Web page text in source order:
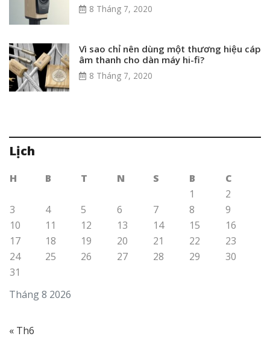
8 Tháng 7, 2020
Vì sao chỉ nên dùng một thương hiệu cáp
âm thanh cho dàn máy hi-fi?
8 Tháng 7, 2020
Lịch
Tháng 8 2026
H B T N S B
C
1
2
3
4 5 6 7 8
9
10
11 12 13 14 15
16
17
18 19 20 21 22
23
24
25 26 27 28 29
30
31
« Th6